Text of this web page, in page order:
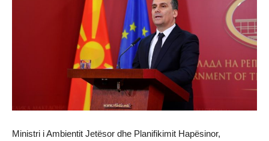
Ministri i Ambientit Jetësor dhe Planifikimit Hapësinor,